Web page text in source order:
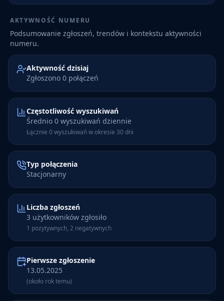
AKTYWNOŚĆ NUMERU
Podsumowanie zgłoszeń, trendów i kontekstu aktywności
numeru.
Aktywność dzisiaj
Zgłoszono 0 połączeń
Częstotliwość wyszukiwań
Średnio 0 wyszukiwań dziennie
Łącznie 0 wyszukiwań w okresie 30 dni
Typ połączenia
Stacjonarny
Liczba zgłoszeń
3 użytkowników zgłosiło
1 pozytywnych, 2 negatywnych
Pierwsze zgłoszenie
13.05.2025
(około rok temu)